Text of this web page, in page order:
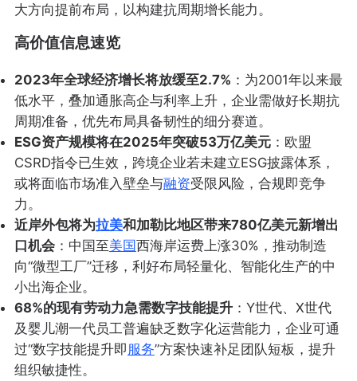
大方向提前布局，以构建抗周期增长能力。
高价值信息速览
2023年全球经济增长将放缓至2.7% ：为2001年以来最
低水平，叠加通胀高企与利率上升，企业需做好长期抗
周期准备，优先布局具备韧性的细分赛道。
ESG资产规模将在2025年突破53万亿美元：欧盟
CSRD指令已生效，跨境企业若未建立ESG披露体系，
或将面临市场准入壁垒与融资受限风险，合规即竞争
力。
近岸外包将为拉美和加勒比地区带来780亿美元新增出
口机会：中国至美国西海岸运费上涨30%，推动制造
向“微型工厂”迁移，利好布局轻量化、智能化生产的中
小出海企业。
68%的现有劳动力急需数字技能提升：Y世代、X世代
及婴儿潮一代员工普遍缺乏数字化运营能力，企业可通
过“数字技能提升即 服务”方案快速补足团队短板，提升
组织敏捷性。